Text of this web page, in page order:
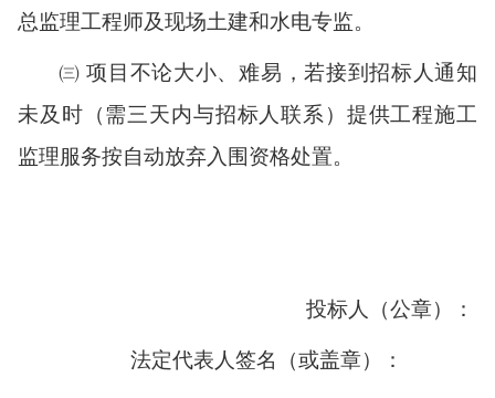
总监理工程师及现场土建和水电专监。
㈢ 项目不论大小、难易，若接到招标人通知
未及时（需三天内与招标人联系）提供工程施工
监理服务按自动放弃入围资格处置。
投标人（公章）：
法定代表人签名（或盖章）：